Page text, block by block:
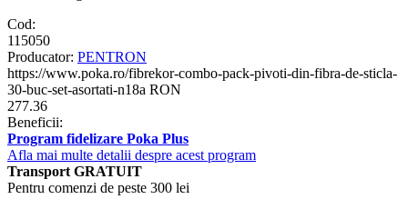
Cod:
115050
Producator: PENTRON
https://www.poka.ro/fibrekor-combo-pack-pivoti-din-fibra-de-sticla-
30-buc-set-asortati-n18a RON
277.36
Beneficii:
Program fidelizare Poka Plus
Afla mai multe detalii despre acest program
Transport GRATUIT
Pentru comenzi de peste 300 lei